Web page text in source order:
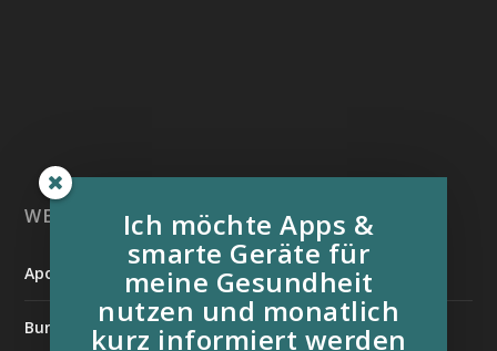
WEITERE INFORMATIONSQUELLEN:
Apotheken Umschau
Bundesverband der Organtransplantierten e.V.
Ich möchte Apps &
smarte Geräte für
meine Gesundheit
nutzen und monatlich
kurz informiert werden